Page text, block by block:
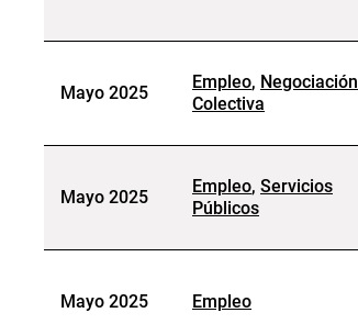
Mayo 2025
Empleo, Negociación
Colectiva
Mayo 2025
Empleo, Servicios
Públicos
Mayo 2025 Empleo